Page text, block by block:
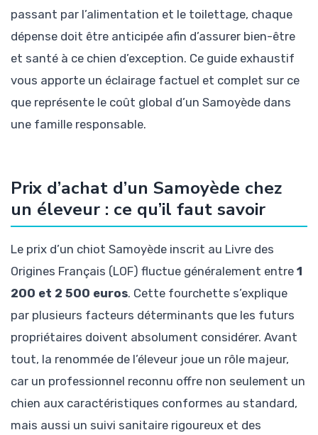
passant par l’alimentation et le toilettage, chaque
dépense doit être anticipée afin d’assurer bien-être
et santé à ce chien d’exception. Ce guide exhaustif
vous apporte un éclairage factuel et complet sur ce
que représente le coût global d’un Samoyède dans
une famille responsable.
Prix d’achat d’un Samoyède chez
un éleveur : ce qu’il faut savoir
Le prix d’un chiot Samoyède inscrit au Livre des
Origines Français (LOF) fluctue généralement entre 1
200 et 2 500 euros. Cette fourchette s’explique
par plusieurs facteurs déterminants que les futurs
propriétaires doivent absolument considérer. Avant
tout, la renommée de l’éleveur joue un rôle majeur,
car un professionnel reconnu offre non seulement un
chien aux caractéristiques conformes au standard,
mais aussi un suivi sanitaire rigoureux et des